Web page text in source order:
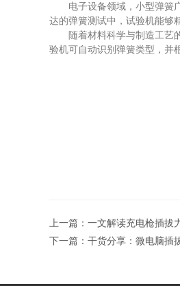
电子设备领域，小型弹簧广
达的弹簧测试中，试验机能够
随着材料科学与制造工艺的
验机可自动识别弹簧类型，并
上一篇： 一文解读充电枪插拔
下一篇： 干货分享：微电脑插